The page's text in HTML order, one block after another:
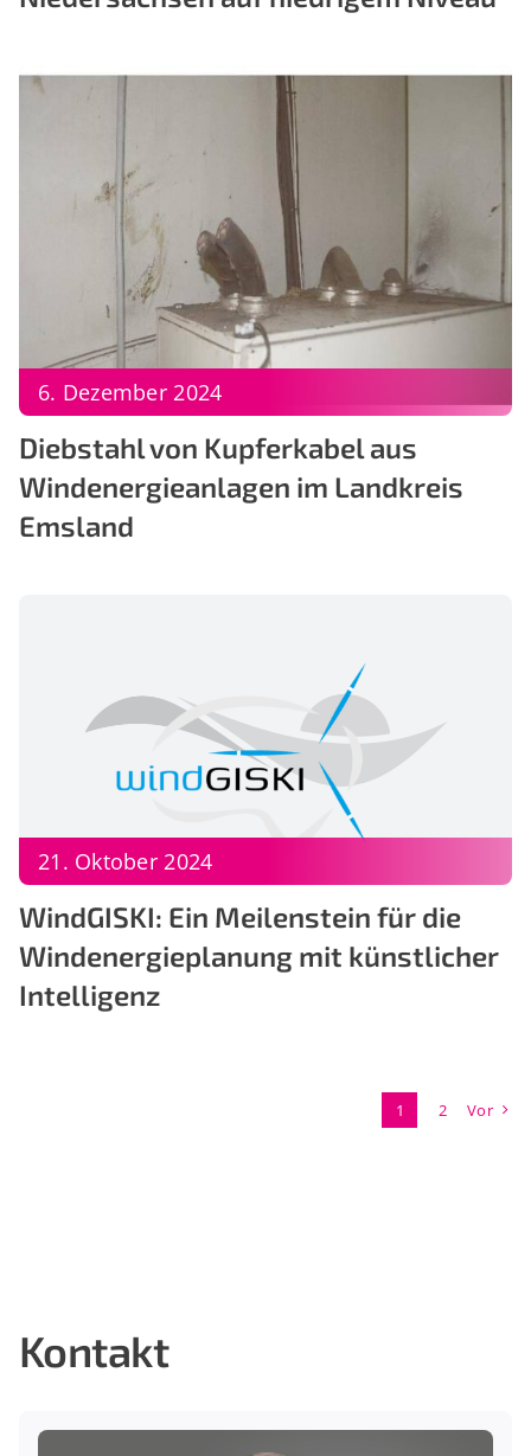
6. Dezember 2024
Diebstahl von Kupferkabel aus
Windenergieanlagen im Landkreis
Emsland
21. Oktober 2024
WindGISKI: Ein Meilenstein für die
Windenergieplanung mit künstlicher
Intelligenz
1 2 Vor
Kontakt